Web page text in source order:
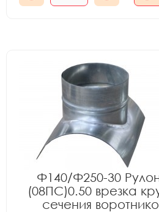
Ф140/Ф250-30
(08ПС)0.50 врезка
сечения